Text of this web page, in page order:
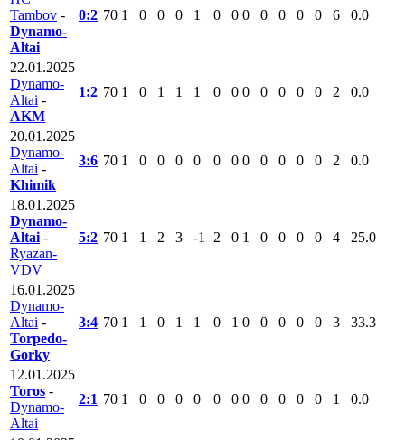
Tambov -
Dynamo-
Altai
0:2 70 1 0 0 0 1 0 0 0 0 0 0 0 6 0.0
22.01.2025
Dynamo-
Altai -
AKM
1:2 70 1 0 1 1 1 0 0 0 0 0 0 0 2 0.0
20.01.2025
Dynamo-
Altai -
Khimik
3:6 70 1 0 0 0 0 0 0 0 0 0 0 0 2 0.0
18.01.2025
Dynamo-
Altai -
Ryazan-
VDV
5:2 70 1 1 2 3 -1 2 0 1 0 0 0 0 4 25.0
16.01.2025
Dynamo-
Altai -
Torpedo-
Gorky
3:4 70 1 1 0 1 1 0 1 0 0 0 0 0 3 33.3
12.01.2025
Toros -
Dynamo-
Altai
2:1 70 1 0 0 0 0 0 0 0 0 0 0 0 1 0.0